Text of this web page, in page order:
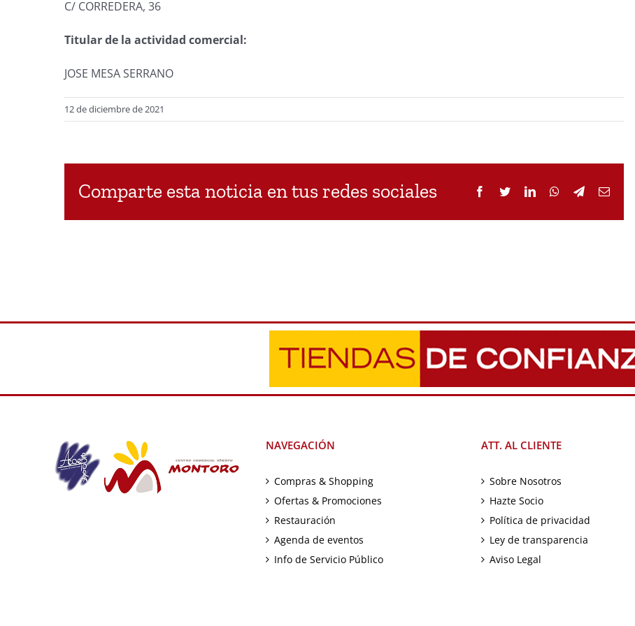
C/ CORREDERA, 36
Titular de la actividad comercial:
JOSE MESA SERRANO
12 de diciembre de 2021
Comparte esta noticia en tus redes sociales Facebook
TwitterLinkedInWhatsApp
TelegramCorreo
NAVEGACIÓN
Compras & Shopping
Ofertas & Promociones
Restauración
Agenda de eventos
Info de Servicio Público
ATT. AL CLIENTE
Sobre Nosotros
Hazte Socio
Política de privacidad
Ley de transparencia
Aviso Legal